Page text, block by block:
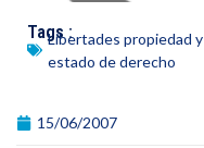
Tags :
Libertades propiedad y
estado de derecho
15/06/2007